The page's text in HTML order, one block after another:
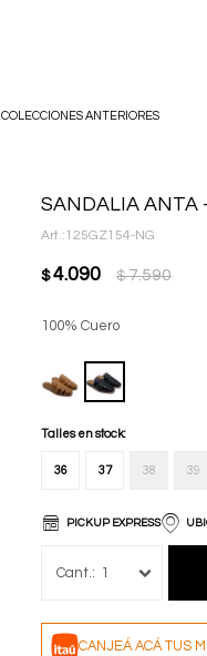
COLECCIONES ANTERIORES
SANDALIA ANTA
125GZ154-NG
$ 4.090 $ 7.590
100% Cuero
Talles en stock:
36 37 38 39
PICKUP EXPRESS
1
CANJEÁ ACÁ TUS